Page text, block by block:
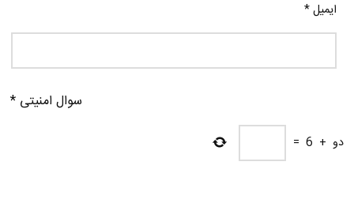
ایمیل*
سوال امنیتی *
دو +
6
=